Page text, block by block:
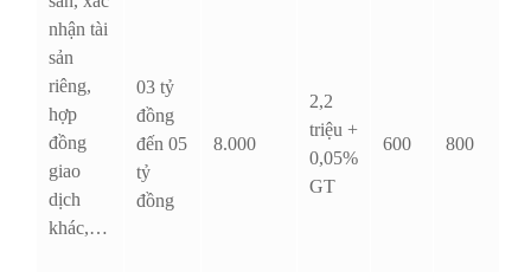
nhận tài
sản
riêng,
hợp
đồng
giao
dịch
khác,…
03 tỷ
đồng
đến 05
tỷ
đồng
8.000
2,2
triệu +
0,05%
GT
600 800